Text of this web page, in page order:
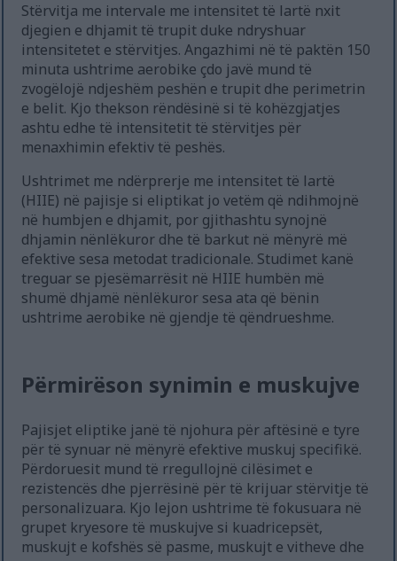
Stërvitja me intervale me intensitet të lartë nxit
djegien e dhjamit të trupit duke ndryshuar
intensitetet e stërvitjes. Angazhimi në të paktën 150
minuta ushtrime aerobike çdo javë mund të
zvogëlojë ndjeshëm peshën e trupit dhe perimetrin
e belit. Kjo thekson rëndësinë si të kohëzgjatjes
ashtu edhe të intensitetit të stërvitjes për
menaxhimin efektiv të peshës.
Ushtrimet me ndërprerje me intensitet të lartë
(HIIE) në pajisje si eliptikat jo vetëm që ndihmojnë
në humbjen e dhjamit, por gjithashtu synojnë
dhjamin nënlëkuror dhe të barkut në mënyrë më
efektive sesa metodat tradicionale. Studimet kanë
treguar se pjesëmarrësit në HIIE humbën më
shumë dhjamë nënlëkuror sesa ata që bënin
ushtrime aerobike në gjendje të qëndrueshme.
Përmirëson synimin e muskujve
Pajisjet eliptike janë të njohura për aftësinë e tyre
për të synuar në mënyrë efektive muskuj specifikë.
Përdoruesit mund të rregullojnë cilësimet e
rezistencës dhe pjerrësinë për të krijuar stërvitje të
personalizuara. Kjo lejon ushtrime të fokusuara në
grupet kryesore të muskujve si kuadricepsët,
muskujt e kofshës së pasme, muskujt e vitheve dhe